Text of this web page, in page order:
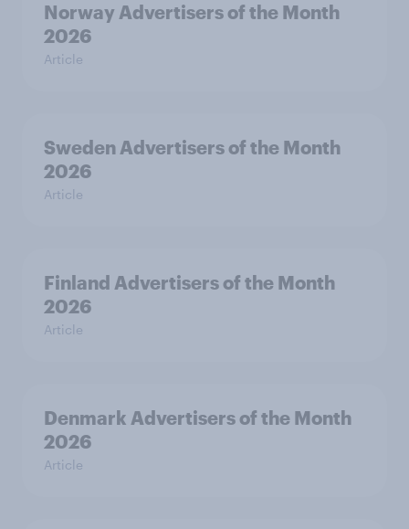
Norway Advertisers of the Month
2026
Article
Sweden Advertisers of the Month
2026
Article
Finland Advertisers of the Month
2026
Article
Denmark Advertisers of the Month
2026
Article